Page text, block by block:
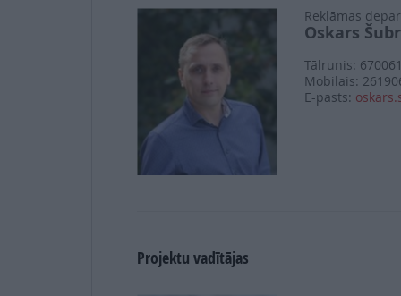
Reklāmas
Oskars
Tālrunis:
Mobilais:
E-pasts:
Projektu vadītājas